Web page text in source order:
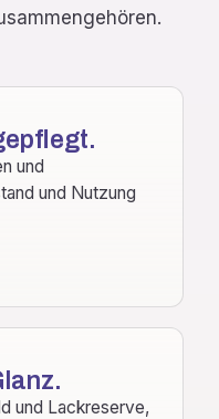
und
und Nutzung
und Lackreserve,